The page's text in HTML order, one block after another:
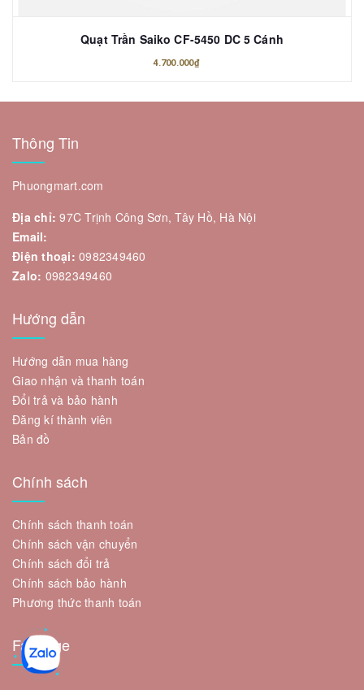
Quạt Trần Saiko CF-5450 DC 5 Cánh
4.700.000₫
Thông Tin
Phuongmart.com
Địa chỉ: 97C Trịnh Công Sơn, Tây Hồ, Hà Nội
Email:
Điện thoại: 0982349460
Zalo: 0982349460
Hướng dẫn
Hướng dẫn mua hàng
Giao nhận và thanh toán
Đổi trả và bảo hành
Đăng kí thành viên
Bản đồ
Chính sách
Chính sách thanh toán
Chính sách vận chuyển
Chính sách đổi trả
Chính sách bảo hành
Phương thức thanh toán
Fanpage